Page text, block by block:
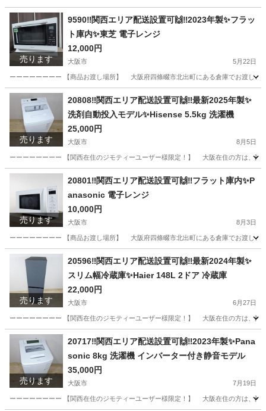
大阪 大阪市 生活家電 アイリスオーヤマ
売ります
9590‼️関西エリア配送設置可🙌‼️2023年製✨フラッ
ト庫内✨東芝 電子レンジ
12,000円
大阪市 5月22日
ーーーーーーーー 【商品お渡し場所】 大阪府四條畷市北出町にある倉庫でお渡し
大阪 大阪市 キッチン家電 レンジ
売ります
20808‼️関西エリア配送設置可🙌‼️最新2025年製✨
洗剤自動投入モデル✨Hisense 5.5kg 洗濯機
25,000円
大阪市 8月5日
ーーーーーーーー 【関西在住のジモティーユーザー様限定！】 大阪在住の方は、
大阪 大阪市 生活家電 Hisense
売ります
20801‼️関西エリア配送設置可🙌‼️フラット庫内✨P
anasonic 電子レンジ
10,000円
大阪市 8月3日
ーーーーーーーー 【商品お渡し場所】 大阪府四條畷市北出町にある倉庫でお渡し
大阪 大阪市 キッチン家電 Panasonic
売ります
20596‼️関西エリア配送設置可🙌‼️最新2024年製✨
スリム幅冷蔵庫✨Haier 148L 2ドア 冷蔵庫
22,000円
大阪市 6月27日
ーーーーーーーー 【関西在住のジモティーユーザー様限定！】 大阪在住の方は、
大阪 大阪市 キッチン家電 エリア
売ります
20717‼️関西エリア配送設置可🙌‼️2023年製✨Pana
sonic 8kg 洗濯機 インバーター付き静音モデル
35,000円
大阪市 7月19日
ーーーーーーーー 【関西在住のジモティーユーザー様限定！】 大阪在住の方は、